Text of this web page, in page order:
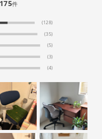
175件
(128)
(35)
(5)
(3)
(4)